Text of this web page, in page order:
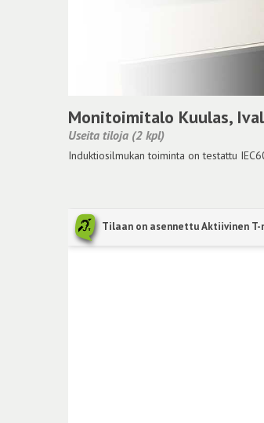
Monitoimitalo Kuulas,
Useita tiloja (2 kpl)
Induktiosilmukan toiminta on testattu
Tilaan on asennettu Aktiivinen T-